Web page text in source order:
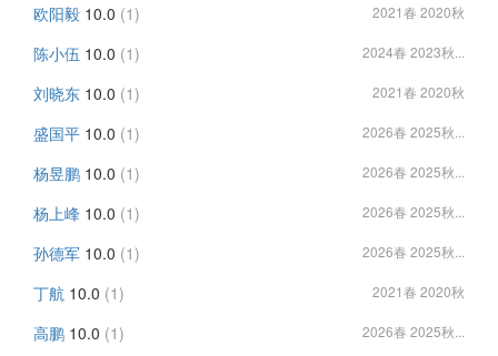
欧阳毅 10.0 (1) 2021春 2020秋
陈小伍 10.0 (1) 2024春 2023秋...
刘晓东 10.0 (1) 2021春 2020秋
盛国平 10.0 (1) 2026春 2025秋...
杨昱鹏 10.0 (1) 2026春 2025秋...
杨上峰 10.0 (1) 2026春 2025秋...
孙德军 10.0 (1) 2026春 2025秋...
丁航 10.0 (1) 2021春 2020秋
高鹏 10.0 (1) 2026春 2025秋...